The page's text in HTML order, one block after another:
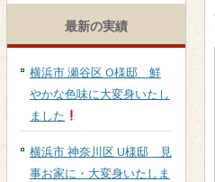
最新の実績
横浜市 瀬谷区 O様邸 鮮
やかな色味に大変身いたし
ました
横浜市 神奈川区 U様邸 見
事お家に・大変身いたしま